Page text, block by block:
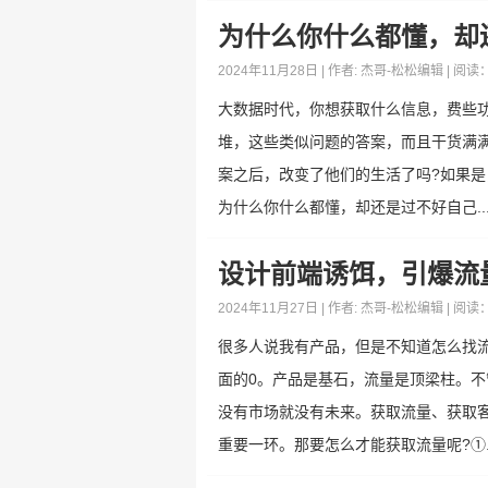
为什么你什么都懂，
2024年11月28日 | 作者: 杰哥-松松编辑 | 阅读
大数据时代，你想获取什么信息，费些
堆，这些类似问题的答案，而且干货满
案之后，改变了他们的生活了吗?如果
为什么你什么都懂，却还是过不好自己
设计前端诱饵，引爆流
2024年11月27日 | 作者: 杰哥-松松编辑 | 阅读
很多人说我有产品，但是不知道怎么找
面的0。产品是基石，流量是顶梁柱。
没有市场就没有未来。获取流量、获取
重要一环。那要怎么才能获取流量呢